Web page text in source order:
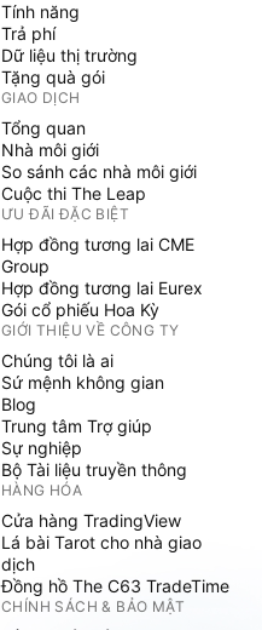
Tính năng
Trả phí
Dữ liệu thị trường
Tặng quà gói
GIAO DỊCH
Tổng quan
Nhà môi giới
So sánh các nhà môi giới
Cuộc thi The Leap
ƯU ĐÃI ĐẶC BIỆT
Hợp đồng tương lai CME
Group
Hợp đồng tương lai Eurex
Gói cổ phiếu Hoa Kỳ
GIỚI THIỆU VỀ CÔNG TY
Chúng tôi là ai
Sứ mệnh không gian
Blog
Trung tâm Trợ giúp
Sự nghiệp
Bộ Tài liệu truyền thông
HÀNG HÓA
Cửa hàng TradingView
Lá bài Tarot cho nhà giao
dịch
Đồng hồ The C63 TradeTime
CHÍNH SÁCH & BẢO MẬT